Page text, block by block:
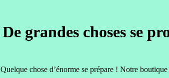
De grandes choses se
Quelque chose d’énorme se prépare ! Notre